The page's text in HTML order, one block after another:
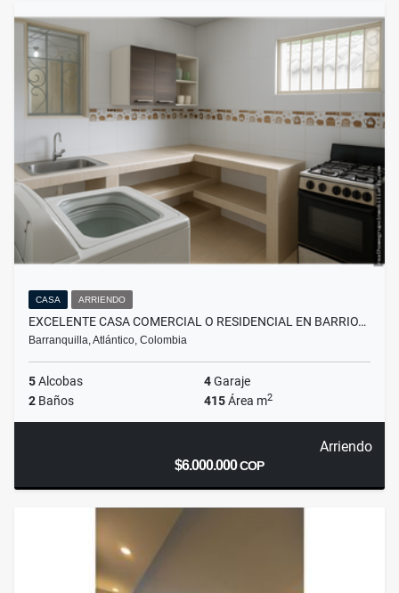
CASA ARRIENDO
EXCELENTE CASA COMERCIAL O RESIDENCIAL EN BARRIO…
Barranquilla, Atlántico, Colombia
5Alcobas 4Garaje
2 Baños 415Área m2
Arriendo
$6.000.000COP